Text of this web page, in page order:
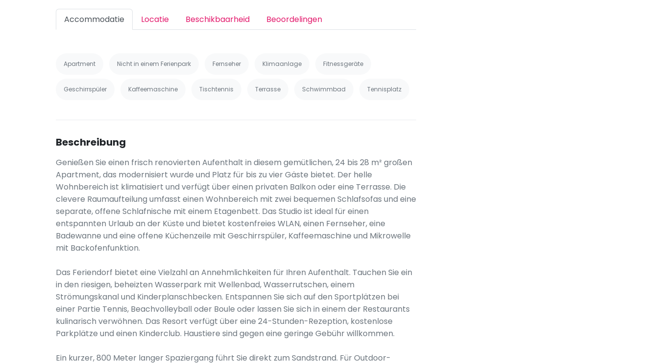
Accommodatie Locatie Beschikbaarheid Beoordelingen
Apartment Nicht in einem Ferienpark Fernseher Klimaanlage Fitnessgeräte
Geschirrspüler Kaffeemaschine Tischtennis Terrasse Schwimmbad Tennisplatz
Beschreibung
Genießen Sie einen frisch renovierten Aufenthalt in diesem gemütlichen, 24 bis 28 m² großen
Apartment, das modernisiert wurde und Platz für bis zu vier Gäste bietet. Der helle
Wohnbereich ist klimatisiert und verfügt über einen privaten Balkon oder eine Terrasse. Die
clevere Raumaufteilung umfasst einen Wohnbereich mit zwei bequemen Schlafsofas und eine
separate, offene Schlafnische mit einem Etagenbett. Das Studio ist ideal für einen
entspannten Urlaub an der Küste und bietet kostenfreies WLAN, einen Fernseher, eine
Badewanne und eine offene Küchenzeile mit Geschirrspüler, Kaffeemaschine und Mikrowelle
mit Backofenfunktion.
Das Feriendorf bietet eine Vielzahl an Annehmlichkeiten für Ihren Aufenthalt. Tauchen Sie ein
in den riesigen, beheizten Wasserpark mit Wellenbad, Wasserrutschen, einem
Strömungskanal und Kinderplanschbecken. Entspannen Sie sich auf den Sportplätzen bei
einer Partie Tennis, Beachvolleyball oder Boule oder lassen Sie sich in einem der Restaurants
kulinarisch verwöhnen. Das Resort verfügt über eine 24-Stunden-Rezeption, kostenlose
Parkplätze und einen Kinderclub. Haustiere sind gegen eine geringe Gebühr willkommen.
Ein kurzer, 800 Meter langer Spaziergang führt Sie direkt zum Sandstrand. Für Outdoor-